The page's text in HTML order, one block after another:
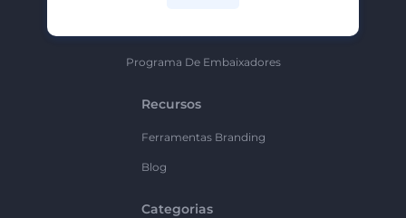
Programa De Embaixadores
Recursos
Ferramentas Branding
Blog
Categorias